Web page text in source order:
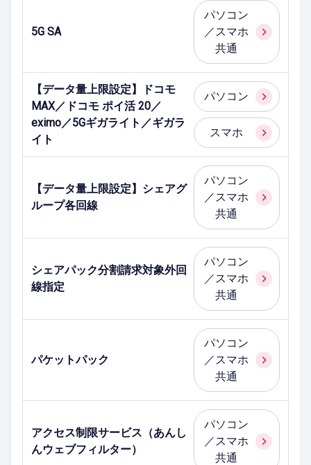
5G SA
パソコン
／スマホ
共通
【データ量上限設定】ドコモ
MAX／ドコモ ポイ活 20／
eximo／5Gギガライト／ギガラ
イト
パソコン
スマホ
【データ量上限設定】シェアグ
ループ各回線
パソコン
／スマホ
共通
シェアパック分割請求対象外回
線指定
パソコン
／スマホ
共通
パケットパック
パソコン
／スマホ
共通
アクセス制限サービス（あんし
んウェブフィルター）
パソコン
／スマホ
共通